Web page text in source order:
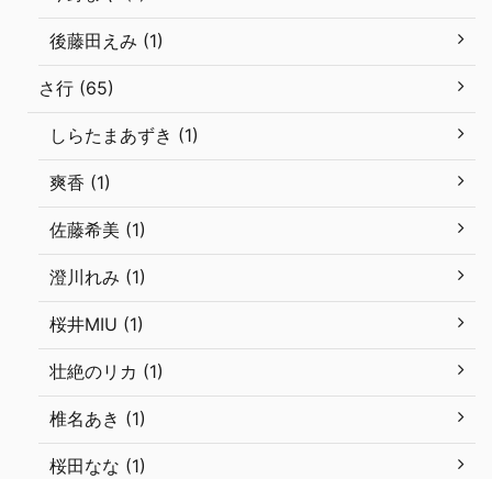
後藤田えみ (1)
さ行 (65)
しらたまあずき (1)
爽香 (1)
佐藤希美 (1)
澄川れみ (1)
桜井MIU (1)
壮絶のリカ (1)
椎名あき (1)
桜田なな (1)